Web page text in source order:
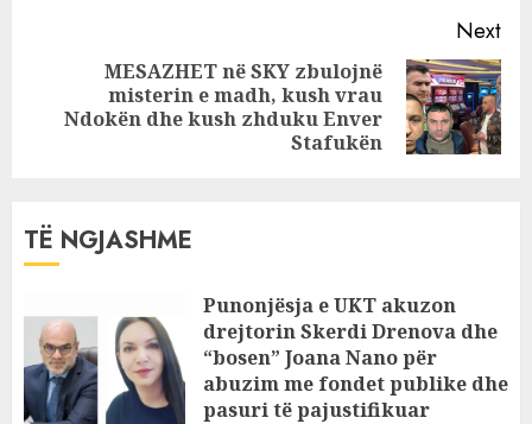
Next
post:
MESAZHET në SKY zbulojnë
misterin e madh, kush vrau
Ndokën dhe kush zhduku Enver
Stafukën
TË NGJASHME
Punonjësja e UKT akuzon
drejtorin Skerdi Drenova dhe
“bosen” Joana Nano për
abuzim me fondet publike dhe
pasuri të pajustifikuar